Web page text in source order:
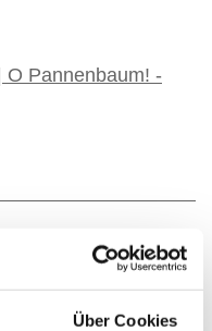
Über Cookies
O Pannenbaum! -
& Gernot Haas